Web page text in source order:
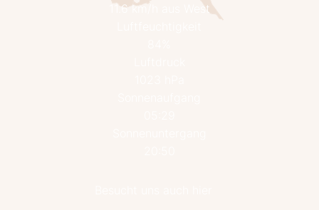
11.6 km/h aus West